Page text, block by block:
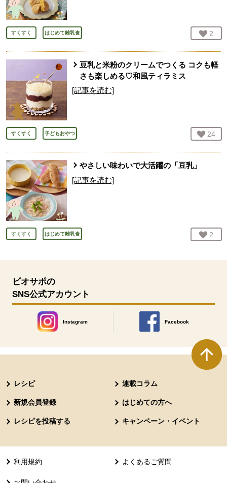
すくすく はじめて離乳食 お気
2
豆乳と米粉のクリームでつくる コクも軽
さも楽しめる♡和風ティラミス
[記事を読む]
すくすく 子どもおやつ お気
24
やさしい味わいで大活躍の「豆乳」
[記事を読む]
すくすく はじめて離乳食 お気
2
ビオサポの
SNS公式アカウント
Instagram
別のウィンドウで開きます。
Facebook
別のウィンドウで開きます
レシピ 連載コラム
新規会員登録 はじめての方へ
レシピを投稿する キャンペーン・イベント
利用規約 よくあるご質問